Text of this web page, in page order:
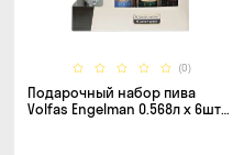
(0)
Подарочный набор пива
Volfas Engelman 0.568л x 6шт +